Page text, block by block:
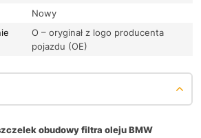
Nowy
O – oryginał z logo producenta
pojazdu (OE)
obudowy filtra oleju BMW